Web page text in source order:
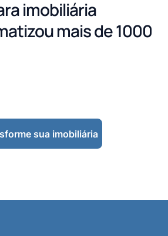
imobiliária
mais de 1000
sua imobiliária